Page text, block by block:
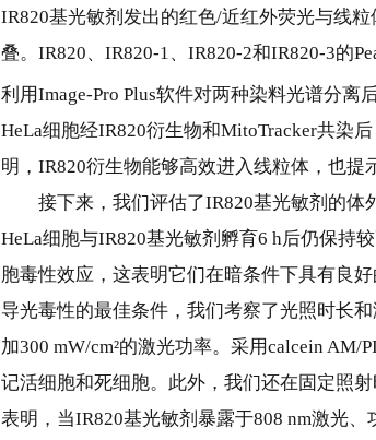
IR820基光敏剂发出的红色/近红外荧光与线
叠。IR820、IR820-1、IR820-2和IR820-3的
利用Image-Pro Plus软件对两种染料光谱分离
HeLa细胞经IR820衍生物和MitoTracker共染
明，IR820衍生物能够高效进入线粒体，也提
接下来，我们评估了IR820基光敏剂的体
HeLa细胞与IR820基光敏剂孵育6 h后仍保持
胞毒性效应，这表明它们在暗条件下具有良
导光毒性的最佳条件，我们考察了光照时长
加300 mW/cm²的激光功率。采用calcein
记活细胞和死细胞。此外，我们还在固定照
表明，当IR820基光敏剂暴露于808 nm激光